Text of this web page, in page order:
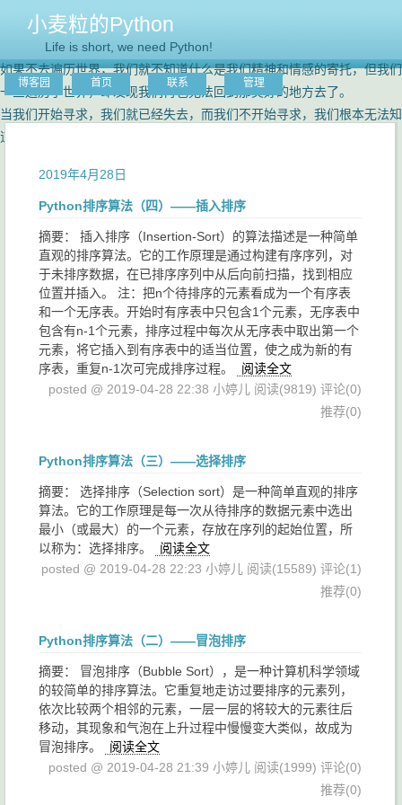
小麦粒的Python
Life is short, we need Python!
如果不去遍历世界，我们就不知道什么是我们精神和情感的寄托，但我们
一旦遍历了世界，却发现我们再也无法回到那美好的地方去了。
当我们开始寻求，我们就已经失去，而我们不开始寻求，我们根本无法知
道自己身边的一切是如此可贵！
博客园 首页 联系 管理
2019年4月28日
Python排序算法（四）——插入排序
摘要： 插入排序（Insertion-Sort）的算法描述是一种简单
直观的排序算法。它的工作原理是通过构建有序序列，对
于未排序数据，在已排序序列中从后向前扫描，找到相应
位置并插入。 注：把n个待排序的元素看成为一个有序表
和一个无序表。开始时有序表中只包含1个元素，无序表中
包含有n-1个元素，排序过程中每次从无序表中取出第一个
元素，将它插入到有序表中的适当位置，使之成为新的有
序表，重复n-1次可完成排序过程。
阅读全文
posted @ 2019-04-28 22:38 小婷儿 阅读(9819) 评论(0)
推荐(0)
Python排序算法（三）——选择排序
摘要： 选择排序（Selection sort）是一种简单直观的排序
算法。它的工作原理是每一次从待排序的数据元素中选出
最小（或最大）的一个元素，存放在序列的起始位置，所
以称为：选择排序。
阅读全文
posted @ 2019-04-28 22:23 小婷儿 阅读(15589) 评论(1)
推荐(0)
Python排序算法（二）——冒泡排序
摘要： 冒泡排序（Bubble Sort），是一种计算机科学领域
的较简单的排序算法。它重复地走访过要排序的元素列，
依次比较两个相邻的元素，一层一层的将较大的元素往后
移动，其现象和气泡在上升过程中慢慢变大类似，故成为
冒泡排序。
阅读全文
posted @ 2019-04-28 21:39 小婷儿 阅读(1999) 评论(0)
推荐(0)